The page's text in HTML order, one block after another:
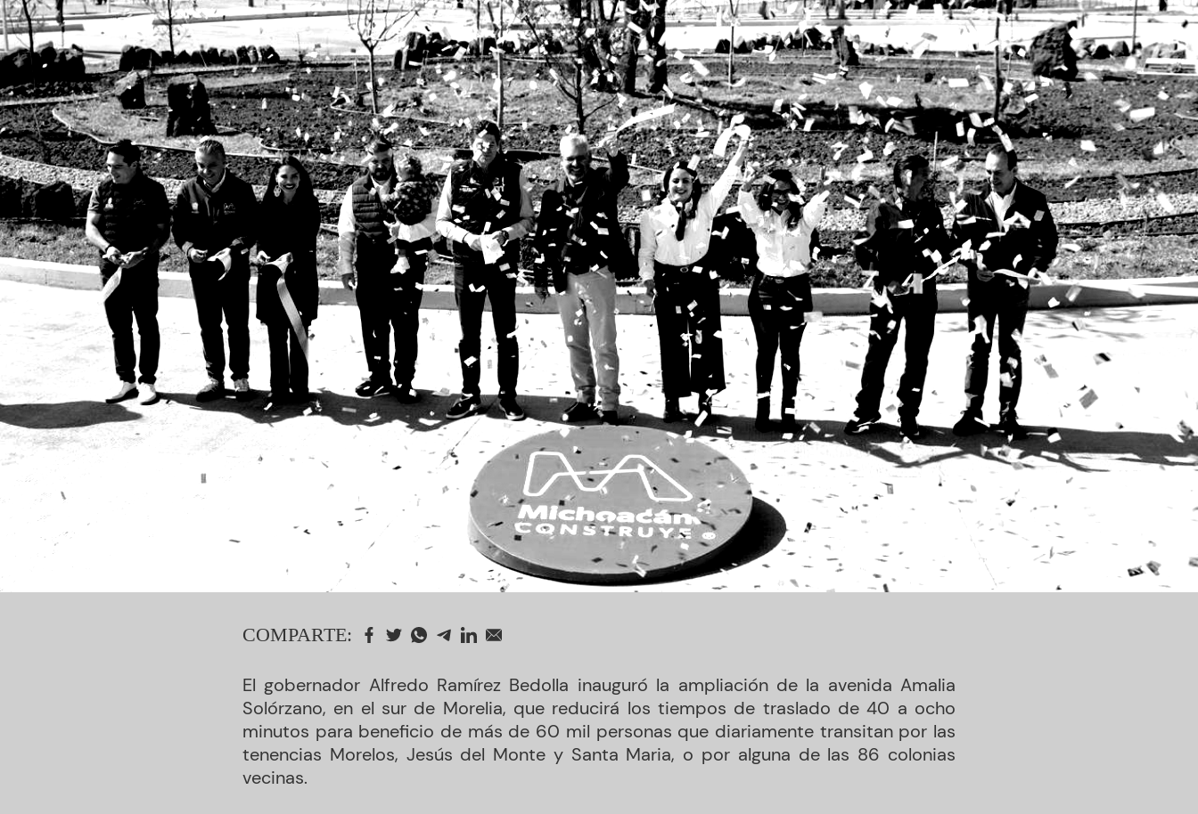
COMPARTE:
El gobernador Alfredo Ramírez Bedolla inauguró la ampliación de la avenida Amalia
Solórzano, en el sur de Morelia, que reducirá los tiempos de traslado de 40 a ocho
minutos para beneficio de más de 60 mil personas que diariamente transitan por las
tenencias Morelos, Jesús del Monte y Santa Maria, o por alguna de las 86 colonias
vecinas.